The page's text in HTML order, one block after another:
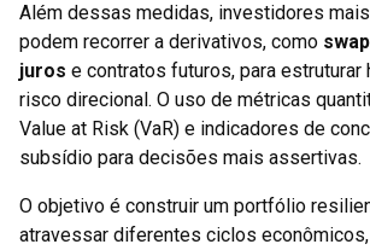
Além dessas medidas, investidores
podem recorrer a derivativos, como
juros e contratos futuros, para estruturar
risco direcional. O uso de métricas
Value at Risk (VaR) e indicadores de
subsídio para decisões mais assertivas.
O objetivo é construir um portfólio
atravessar diferentes ciclos